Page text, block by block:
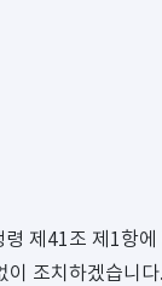
제41조 제1항
이 조치하겠습니다.